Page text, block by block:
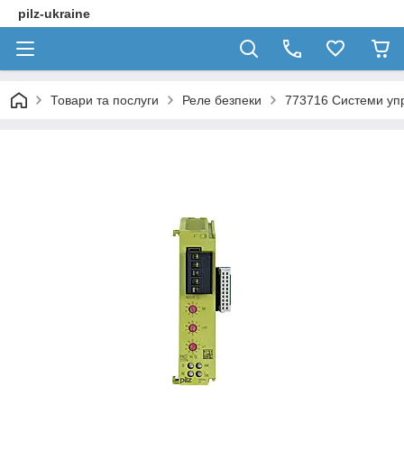
pilz-ukraine
Товари та послуги Реле безпеки 773716 Системи